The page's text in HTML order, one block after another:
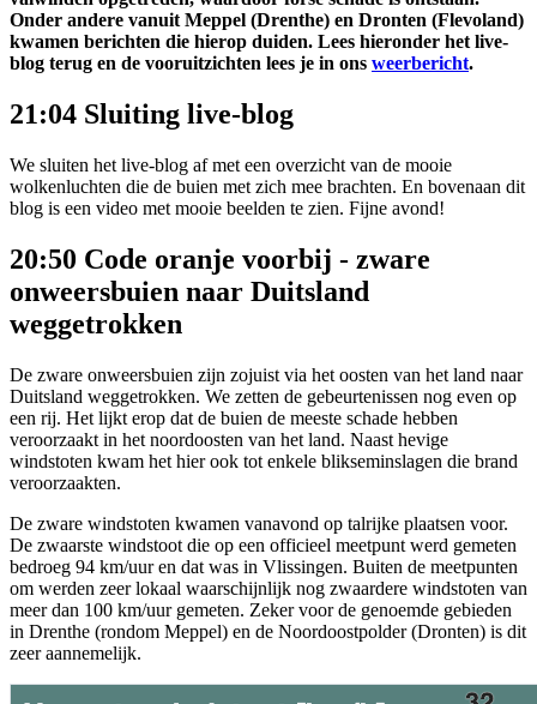
Onder andere vanuit Meppel (Drenthe) en Dronten (Flevoland)
kwamen berichten die hierop duiden. Lees hieronder het live-
blog terug en de vooruitzichten lees je in ons weerbericht.
21:04 Sluiting live-blog
We sluiten het live-blog af met een overzicht van de mooie
wolkenluchten die de buien met zich mee brachten. En bovenaan dit
blog is een video met mooie beelden te zien. Fijne avond!
20:50 Code oranje voorbij - zware
onweersbuien naar Duitsland
weggetrokken
De zware onweersbuien zijn zojuist via het oosten van het land naar
Duitsland weggetrokken. We zetten de gebeurtenissen nog even op
een rij. Het lijkt erop dat de buien de meeste schade hebben
veroorzaakt in het noordoosten van het land. Naast hevige
windstoten kwam het hier ook tot enkele blikseminslagen die brand
veroorzaakten.
De zware windstoten kwamen vanavond op talrijke plaatsen voor.
De zwaarste windstoot die op een officieel meetpunt werd gemeten
bedroeg 94 km/uur en dat was in Vlissingen. Buiten de meetpunten
om werden zeer lokaal waarschijnlijk nog zwaardere windstoten van
meer dan 100 km/uur gemeten. Zeker voor de genoemde gebieden
in Drenthe (rondom Meppel) en de Noordoostpolder (Dronten) is dit
zeer aannemelijk.